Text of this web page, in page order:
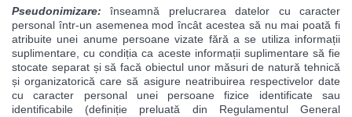
Pseudonimizare:înseamnă prelucrarea datelor cu caracter
personal într-un asemenea mod încât acestea să nu mai poată fi
atribuite unei anume persoane vizate fără a se utiliza informații
suplimentare, cu condiția ca aceste informații suplimentare să fie
stocate separat și să facă obiectul unor măsuri de natură tehnică
și organizatorică care să asigure neatribuirea respectivelor date
cu caracter personal unei persoane fizice identificate sau
identificabile (definiție preluată din Regulamentul General